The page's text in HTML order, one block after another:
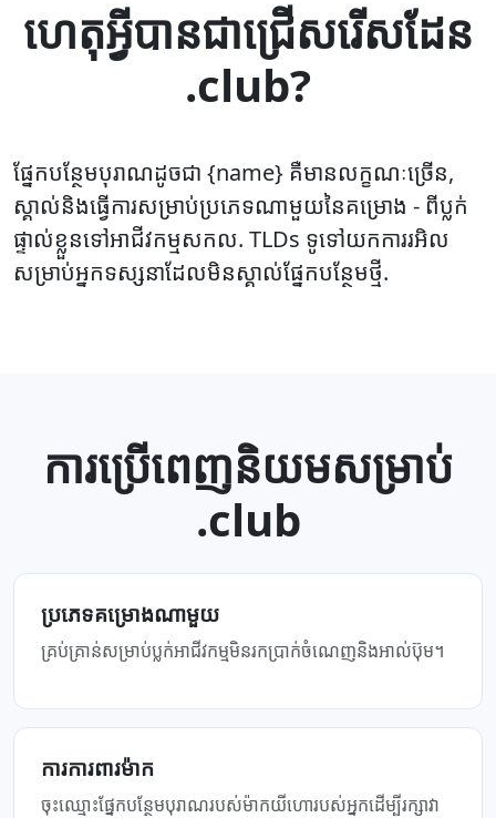
ហេតុអ្វីបានជាជ្រើសរើសដែន
.club?
ផ្នែកបន្ថែមបុរាណដូចជា {name} គឺមានលក្ខណៈច្រើន,
ស្គាល់និងធ្វើការសម្រាប់ប្រភេទណាមួយនៃគម្រោង - ពីប្លក់
ផ្ទាល់ខ្លួនទៅអាជីវកម្មសកល. TLDs ទូទៅយកការរអិល
សម្រាប់អ្នកទស្សនាដែលមិនស្គាល់ផ្នែកបន្ថែមថ្មី.
ការប្រើពេញនិយមសម្រាប់
.club
ប្រភេទ​គម្រោង​ណាមួយ
គ្រប់គ្រាន់សម្រាប់ប្លក់អាជីវកម្មមិនរកប្រាក់ចំណេញនិងអាល់ប៊ុម។
ការ​ការពារ​ម៉ាក
ចុះឈ្មោះ​ផ្នែក​បន្ថែម​បុរាណ​របស់​ម៉ាក​យីហោ​របស់​អ្នក​ដើម្បី​រក្សា​វា​